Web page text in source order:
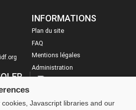
INFORMATIONS
Plan du site
FAQ
Mentions légales
Administration
Javascript libraries and our